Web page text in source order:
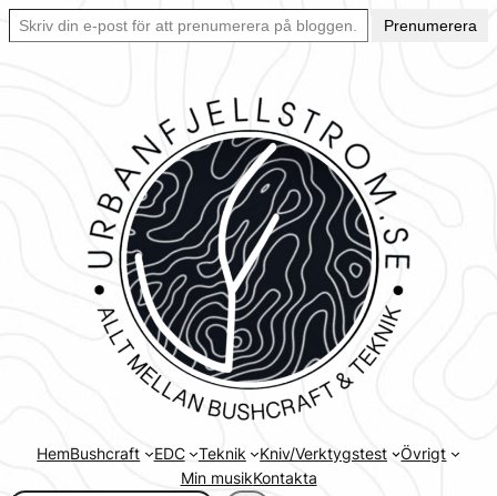
Hoppa
Skriv din e-post för att prenumerera på bloggen… Ett enkelt sätt att hålla sig uppdaterad automatiskt.
Prenumerera
HemBushcraft EDC Teknik Kniv/Verktygstest
Övrigt
Min musikKontakta